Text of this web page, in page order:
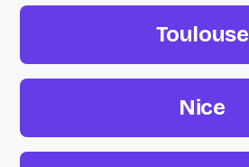
Toulouse
Nice